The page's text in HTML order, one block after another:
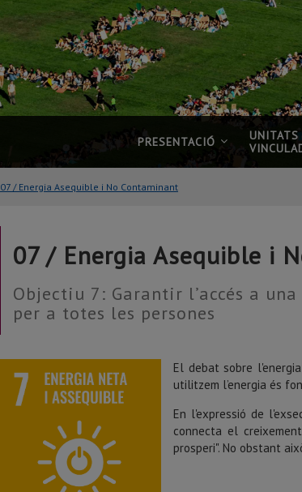
PRESENTACIÓ
UNITATS
07 / Energia Asequible i No Contaminant
07 / Energia Asequible i
Objectiu 7: Garantir l’accés a
per a totes les persones
El debat sobre
utilitzem l’energia és
En l'expressió de
connecta el
prosperi". No obstant